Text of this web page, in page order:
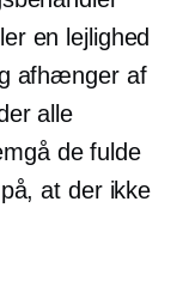
en lejlighed
afhænger af
alle
de fulde
at der ikke